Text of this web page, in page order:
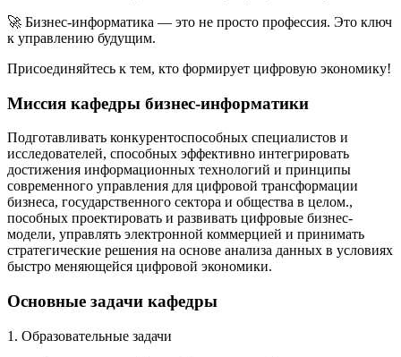
🚀 Бизнес-информатика — это не просто профессия. Это ключ
к управлению будущим.
Присоединяйтесь к тем, кто формирует цифровую экономику!
Миссия кафедры бизнес-информатики
Подготавливать конкурентоспособных специалистов и
исследователей, способных эффективно интегрировать
достижения информационных технологий и принципы
современного управления для цифровой трансформации
бизнеса, государственного сектора и общества в целом.,
пособных проектировать и развивать цифровые бизнес-
модели, управлять электронной коммерцией и принимать
стратегические решения на основе анализа данных в условиях
быстро меняющейся цифровой экономики.
Основные задачи кафедры
1. Образовательные задачи